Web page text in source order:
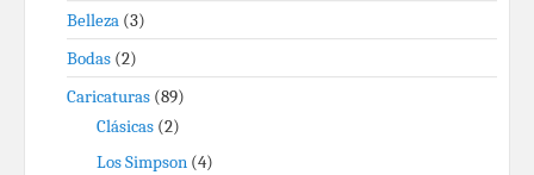
Belleza (3)
Bodas (2)
Caricaturas (89)
Clásicas (2)
Los Simpson (4)